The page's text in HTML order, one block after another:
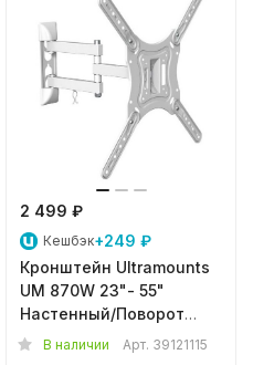
2 499 ₽
Кешбэк+249 ₽
Кронштейн Ultramounts
UM 870W 23"- 55"
Настенный/Поворот
БелыйВ наличии Арт. 39121115